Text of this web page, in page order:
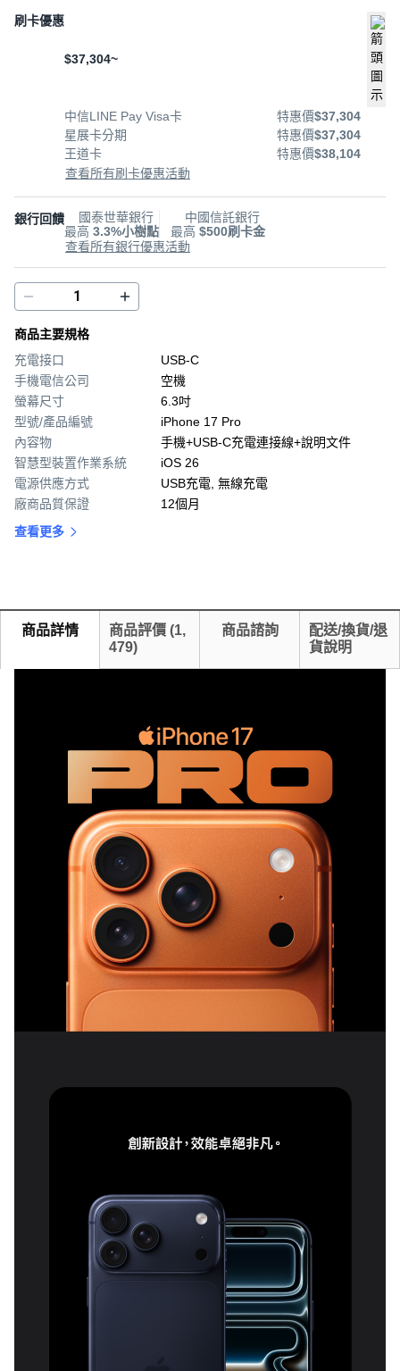
刷卡優惠
$37,304~
中信LINE Pay Visa卡 特惠價$37,304
星展卡分期
特惠價$37,304
王道卡
特惠價$38,104
查看所有刷卡優惠活動
銀行回饋
國泰世華銀行
最高 3.3%小樹點
中國信託銀行
最高 $500刷卡金
查看所有銀行優惠活動
商品主要規格
充電接口
USB-C
手機電信公司
空機
螢幕尺寸
6.3吋
型號/產品編號
iPhone 17 Pro
內容物
手機+USB-C充電連接線+說明文件
智慧型裝置作業系統
iOS 26
電源供應方式
USB充電, 無線充電
廠商品質保證
12個月
查看更多
商品詳情 商品評價 (1,
479)
商品諮詢
配送/換貨/退
貨說明